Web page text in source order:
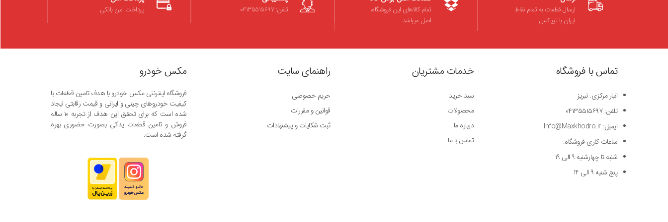
پرداخت امن بانکی تلفن: 04135515697
تمام کالاهای این فروشگاه،
اصل میباشد
ارسال قطعات به تمام نقاط
ایران با تیپاکس
مکس خودرو
فروشگاه اینترنتی مکس خودرو با هدف تامین قطعات با
کیفیت خودروهای چینی و ایرانی و قیمت رقابتی ایجاد
شده است که برای تحقق این هدف از تجربه ۱۰ ساله
فروش و تامین قطعات یدکی بصورت حضوری بهره
گرفته شده است.
راهنمای سایت
حریم خصوصی
قوانین و مقررات
ثبت شکایات و پیشنهادات
خدمات مشتریان
سبد خرید
محصولات
درباره ما
تماس با ما
تماس با فروشگاه
انبار مرکزی: تبریز
تلفن: ۰۴۱۳۵۵۱۵۶۹۷
ایمیل: Info@Maxkhodro.ir
ساعات کاری فروشگاه:
شنبه تا چهارشنبه 9 الی 19
پنج شنبه 9 الی 14